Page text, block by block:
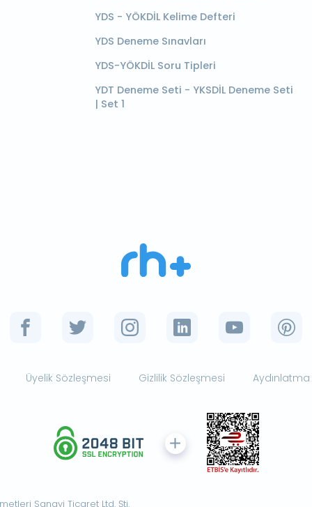
YDS - YÖKDİL Kelime Defteri
YDS Deneme Sınavları
YDS-YÖKDİL Soru Tipleri
YDT Deneme Seti - YKSDİL Deneme Seti
| Set 1
Üyelik Sözleşmesi Gizlilik Sözleşmesi
Sanayi Ticaret Ltd. Şti.